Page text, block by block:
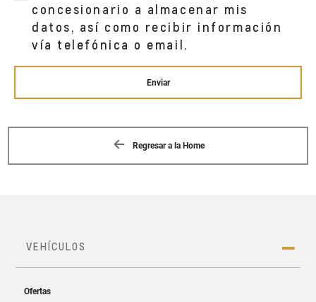
concesionario a almacenar mis
datos, así como recibir información
vía telefónica o email.
Enviar
Regresar a la Home